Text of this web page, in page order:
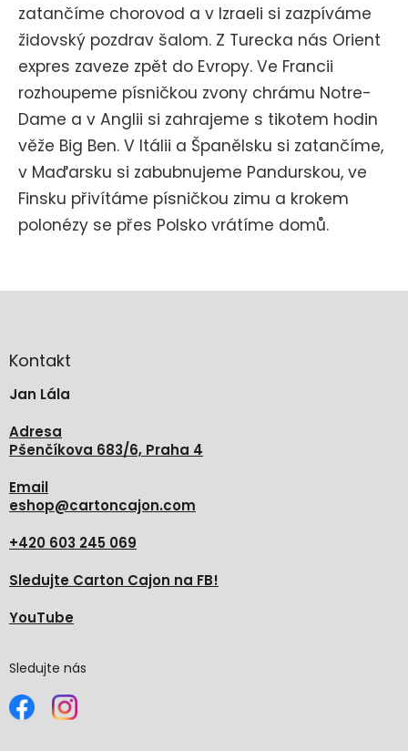
zatančíme chorovod a v Izraeli si zazpíváme
židovský pozdrav šalom. Z Turecka nás Orient
expres zaveze zpět do Evropy. Ve Francii
rozhoupeme písničkou zvony chrámu Notre-
Dame a v Anglii si zahrajeme s tikotem hodin
věže Big Ben. V Itálii a Španělsku si zatančíme,
v Maďarsku si zabubnujeme Pandurskou, ve
Finsku přivítáme písničkou zimu a krokem
polonézy se přes Polsko vrátíme domů.
aKontakt
Jan Lála
Adresa
Pšenčíkova 683/6, Praha 4
Email
eshop@cartoncajon.com
+420 603 245 069
Sledujte Carton Cajon na FB!
YouTube
Sledujte nás